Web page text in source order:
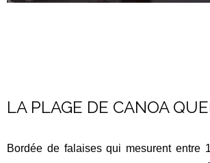
LA PLAGE DE CANOA
Bordée de falaises qui mesurent entre